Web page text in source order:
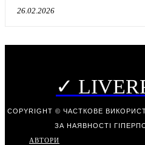
26.02.2026
✓
COPYRIGHT © ЧАСТКОВЕ
ЗА НАЯВНОСТІ
АВТОРИ